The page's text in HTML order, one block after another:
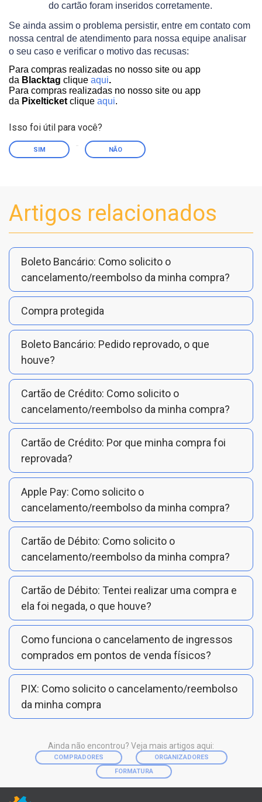
do cartão foram inseridos corretamente.
Se ainda assim o problema persistir, entre em contato com
nossa central de atendimento para nossa equipe analisar
o seu caso e verificar o motivo das recusas:
Para compras realizadas no nosso site ou app
da Blacktag clique aqui.
Para compras realizadas no nosso site ou app
da Pixelticket clique aqui.
Isso foi útil para você?
SIM NÃO
Artigos relacionados
Boleto Bancário: Como solicito o
cancelamento/reembolso da minha compra?
Compra protegida
Boleto Bancário: Pedido reprovado, o que
houve?
Cartão de Crédito: Como solicito o
cancelamento/reembolso da minha compra?
Cartão de Crédito: Por que minha compra foi
reprovada?
Apple Pay: Como solicito o
cancelamento/reembolso da minha compra?
Cartão de Débito: Como solicito o
cancelamento/reembolso da minha compra?
Cartão de Débito: Tentei realizar uma compra e
ela foi negada, o que houve?
Como funciona o cancelamento de ingressos
comprados em pontos de venda físicos?
PIX: Como solicito o cancelamento/reembolso
da minha compra
Ainda não encontrou? Veja mais artigos aqui:
COMPRADORES
ORGANIZADORES
FORMATURA